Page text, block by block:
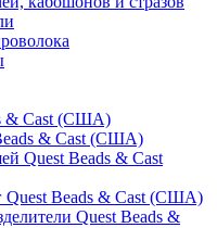
& Cast (США)
& Cast (США)
Quest Beads & Cast
Quest Beads & Cast (США)
Quest Beads &